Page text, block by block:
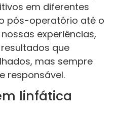
em diferentes
pós-operatório até o
experiências,
que
mas sempre
responsável.
linfática